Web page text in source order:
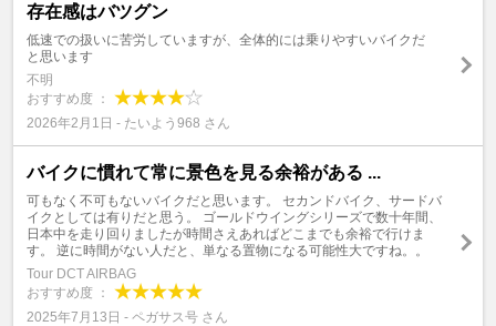
存在感はバツグン
低速での扱いに苦労していますが、全体的には乗りやすいバイクだ
と思います
不明
おすすめ度 ：
2026年2月1日 - たいよう968 さん
バイクに慣れて常に景色を見る余裕がある ...
可もなく不可もないバイクだと思います。 セカンドバイク、サードバ
イクとしては有りだと思う。 ゴールドウイングシリーズで数十年間、
日本中を走り回りましたが時間さえあればどこまでも余裕で行けま
す。 逆に時間がない人だと、単なる置物になる可能性大ですね。。
Tour DCT AIRBAG
おすすめ度 ：
2025年7月13日 - ペガサス号 さん